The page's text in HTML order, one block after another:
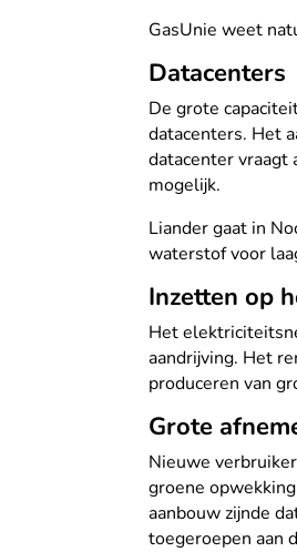
GasUnie weet
Datacenters
De grote
datacenters. Het
datacenter
mogelijk.
Liander gaat in
waterstof voor
Inzetten op
Het
aandrijving. Het
produceren van
Grote
Nieuwe
groene
aanbouw zijnde
toegeroepen aan